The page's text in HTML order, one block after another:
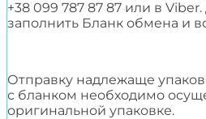
+38 099 787 87 87 или в
заполнить Бланк обмена и
Отправку надлежаще
с бланком необходимо
оригинальной упаковке.